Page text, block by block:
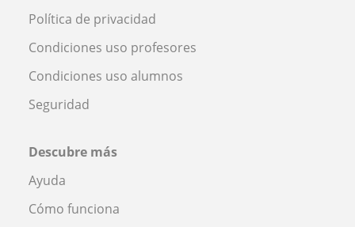
Política de privacidad
Condiciones uso profesores
Condiciones uso alumnos
Seguridad
Descubre más
Ayuda
Cómo funciona